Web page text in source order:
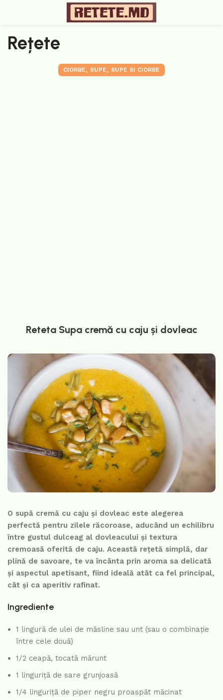
Rețete
CIORBE, SUPE, SUPE SI CIORBE
Reteta Supa cremă cu caju și dovleac
O supă cremă cu caju și dovleac este alegerea
perfectă pentru zilele răcoroase, aducând un echilibru
între gustul dulceag al dovleacului și textura
cremoasă oferită de caju. Această rețetă simplă, dar
plină de savoare, te va încânta prin aroma sa delicată
și aspectul apetisant, fiind ideală atât ca fel principal,
cât și ca aperitiv rafinat.
Ingrediente
1 lingură de ulei de măsline sau unt (sau o combinație
între cele două)
1/2 ceapă, tocată mărunt
1 linguriță de sare grunjoasă
1/4 linguriță de piper negru proaspăt măcinat